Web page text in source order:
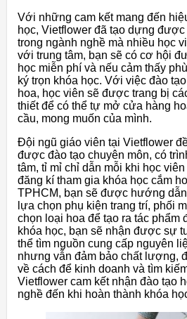
Với những cam kết mang đến
học, Vietflower đã tạo dựng
trong ngành nghề mà nhiều học
với trung tâm, bạn sẽ có cơ hội
học miễn phí và nếu cảm thấy
ký trọn khóa học. Với việc đào
hoa, học viên sẽ được trang bị
thiết để có thể tự mở cửa hàng
cầu, mong muốn của mình.
Đội ngũ giáo viên tại Vietflower
được đào tạo chuyên môn, có
tâm, tỉ mỉ chỉ dẫn mỗi khi học
đăng kí tham gia khóa học cắm
TPHCM, bạn sẽ được hướng
lựa chọn phụ kiện trang trí, phối
chọn loại hoa để tạo ra tác phẩm
khóa học, bạn sẽ nhận được sự
thể tìm nguồn cung cấp nguyên
nhưng vẫn đảm bảo chất lượng,
về cách để kinh doanh và tìm
Vietflower cam kết nhận đào tạo
nghề đến khi hoàn thành khóa